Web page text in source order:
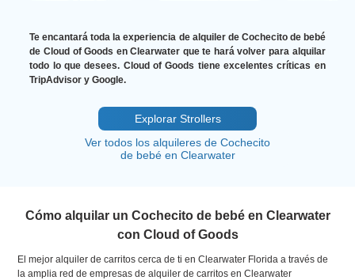
Te encantará toda la experiencia de alquiler de Cochecito de bebé
de Cloud of Goods en Clearwater que te hará volver para alquilar
todo lo que desees. Cloud of Goods tiene excelentes críticas en
TripAdvisor y Google.
Explorar Strollers
Ver todos los alquileres de Cochecito
de bebé en Clearwater
Cómo alquilar un Cochecito de bebé en Clearwater
con Cloud of Goods
El mejor alquiler de carritos cerca de ti en Clearwater Florida a través de
la amplia red de empresas de alquiler de carritos en Clearwater